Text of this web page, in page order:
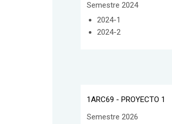
Semestre 2024
2024-1
2024-2
1ARC69 - PROYECTO 1
Semestre 2026